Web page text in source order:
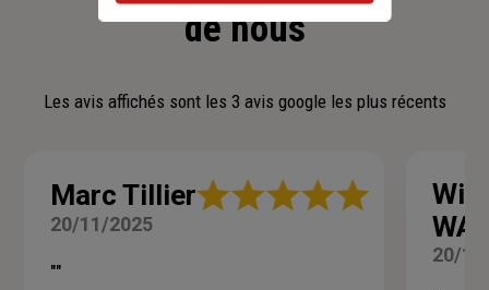
de nous
Les avis affichés sont les 3 avis google les plus récents
Marc TillierNote
20/11/2025
""
20/